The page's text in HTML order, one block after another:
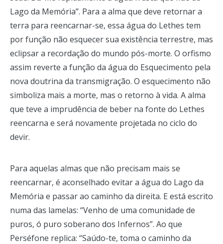
Lago da Memória”. Para a alma que deve retornar a
terra para reencarnar-se, essa água do Lethes tem
por função não esquecer sua existência terrestre, mas
eclipsar a recordação do mundo pós-morte. O orfismo
assim reverte a função da água do Esquecimento pela
nova doutrina da transmigração. O esquecimento não
simboliza mais a morte, mas o retorno à vida. A alma
que teve a imprudência de beber na fonte do Lethes
reencarna e será novamente projetada no ciclo do
devir.
Para aquelas almas que não precisam mais se
reencarnar, é aconselhado evitar a água do Lago da
Memória e passar ao caminho da direita. E está escrito
numa das lamelas: “Venho de uma comunidade de
puros, ó puro soberano dos Infernos”. Ao que
Perséfone replica: “Saúdo-te, toma o caminho da